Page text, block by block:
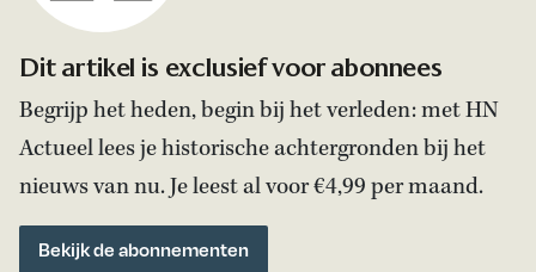
Dit artikel is exclusief voor abonnees
Begrijp het heden, begin bij het verleden: met HN
Actueel lees je historische achtergronden bij het
nieuws van nu. Je leest al voor €4,99 per maand.
Bekijk de abonnementen